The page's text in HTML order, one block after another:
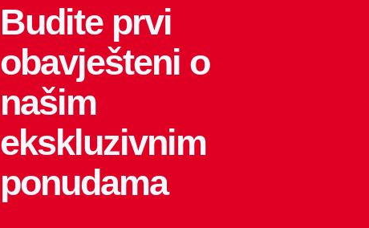
Budite prvi
obavješteni o
našim
ekskluzivnim
ponudama